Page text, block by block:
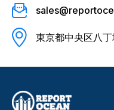
東京都中央区八